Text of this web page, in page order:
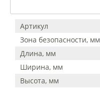
Артикул
Зона безопасности, мм
Длина, мм
Ширина, мм
Высота, мм